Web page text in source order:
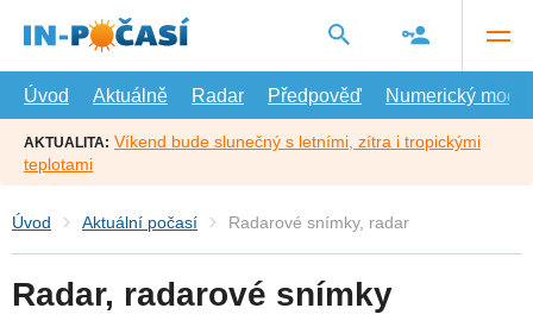
hlavní
Úvod
Aktuálně Radar Předpověď Numerický model
AKTUALITA: Víkend bude slunečný s letními, zítra i tropickými
teplotami
Úvod Aktuální počasí Radarové snímky, radar
Radar, radarové snímky